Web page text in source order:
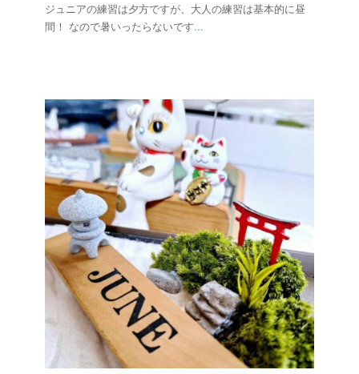
ジュニアの練習は夕方ですが、大人の練習は基本的に昼
間！ なので暑いったらないです...